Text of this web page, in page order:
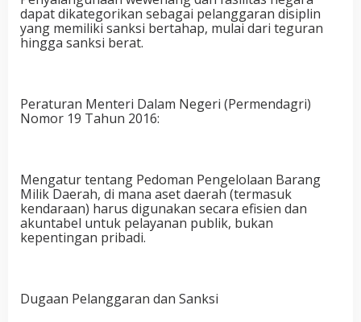
dapat dikategorikan sebagai pelanggaran disiplin
yang memiliki sanksi bertahap, mulai dari teguran
hingga sanksi berat.
Peraturan Menteri Dalam Negeri (Permendagri)
Nomor 19 Tahun 2016:
Mengatur tentang Pedoman Pengelolaan Barang
Milik Daerah, di mana aset daerah (termasuk
kendaraan) harus digunakan secara efisien dan
akuntabel untuk pelayanan publik, bukan
kepentingan pribadi.
Dugaan Pelanggaran dan Sanksi